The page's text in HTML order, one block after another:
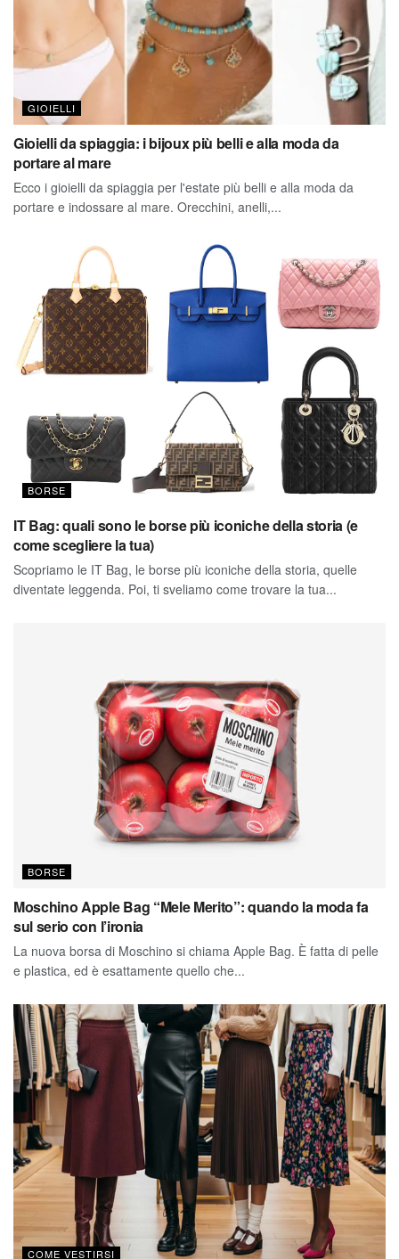
GIOIELLI
Gioielli da spiaggia: i bijoux più belli e alla moda da
portare al mare
Ecco i gioielli da spiaggia per l'estate più belli e alla moda da
portare e indossare al mare. Orecchini, anelli,...
BORSE
IT Bag: quali sono le borse più iconiche della storia (e
come scegliere la tua)
Scopriamo le IT Bag, le borse più iconiche della storia, quelle
diventate leggenda. Poi, ti sveliamo come trovare la tua...
BORSE
Moschino Apple Bag “Mele Merito”: quando la moda fa
sul serio con l’ironia
La nuova borsa di Moschino si chiama Apple Bag. È fatta di pelle
e plastica, ed è esattamente quello che...
COME VESTIRSI